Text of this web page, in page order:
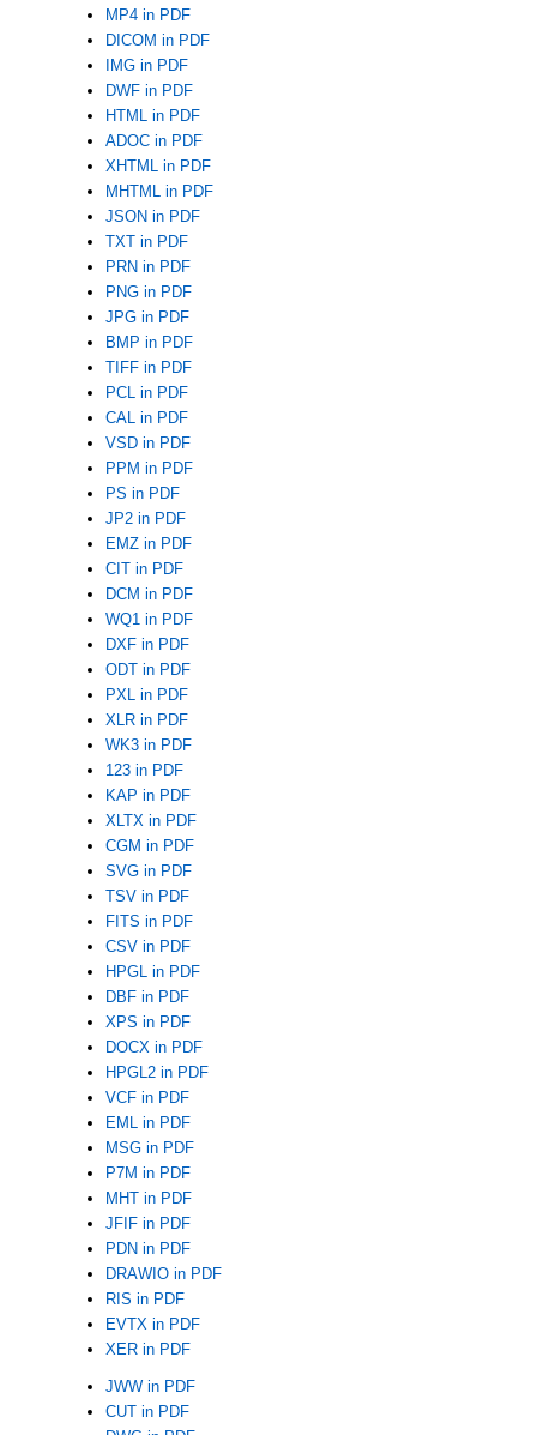
MP4 in PDF
DICOM in PDF
IMG in PDF
DWF in PDF
HTML in PDF
ADOC in PDF
XHTML in PDF
MHTML in PDF
JSON in PDF
TXT in PDF
PRN in PDF
PNG in PDF
JPG in PDF
BMP in PDF
TIFF in PDF
PCL in PDF
CAL in PDF
VSD in PDF
PPM in PDF
PS in PDF
JP2 in PDF
EMZ in PDF
CIT in PDF
DCM in PDF
WQ1 in PDF
DXF in PDF
ODT in PDF
PXL in PDF
XLR in PDF
WK3 in PDF
123 in PDF
KAP in PDF
XLTX in PDF
CGM in PDF
SVG in PDF
TSV in PDF
FITS in PDF
CSV in PDF
HPGL in PDF
DBF in PDF
XPS in PDF
DOCX in PDF
HPGL2 in PDF
VCF in PDF
EML in PDF
MSG in PDF
P7M in PDF
MHT in PDF
JFIF in PDF
PDN in PDF
DRAWIO in PDF
RIS in PDF
EVTX in PDF
XER in PDF
JWW in PDF
CUT in PDF